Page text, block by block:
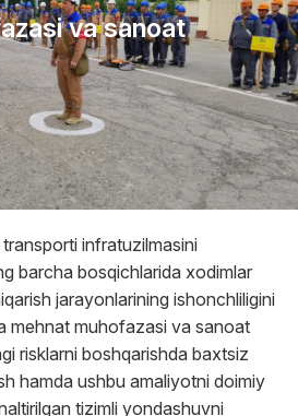
va sanoat
infratuzilmasini
barcha bosqichlarida xodimlar
jarayonlarining ishonchliligini
mehnat muhofazasi va sanoat
risklarni boshqarishda baxtsiz
hamda ushbu amaliyotni doimiy
tizimli yondashuvni